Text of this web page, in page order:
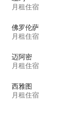
月租住宿
佛罗伦萨
月租住宿
迈阿密
月租住宿
西雅图
月租住宿